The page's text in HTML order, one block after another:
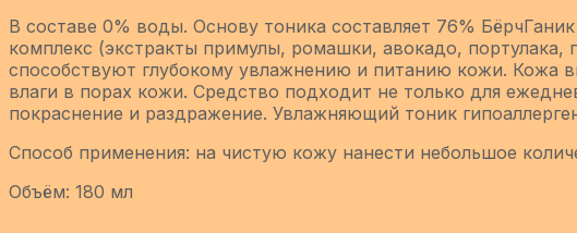
В составе 0% воды. Основу тоника составляет 76%
комплекс (экстракты примулы, ромашки, авокадо,
способствуют глубокому увлажнению и питанию кожи. Кожа
влаги в порах кожи. Средство подходит не только для
покраснение и раздражение. Увлажняющий тоник
Способ применения: на чистую кожу нанести небольшое
Объём: 180 мл